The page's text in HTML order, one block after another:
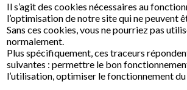
Il s’agit des cookies nécessaires au
l’optimisation de notre site qui ne peuvent
Sans ces cookies, vous ne pourriez pas
normalement.
Plus spécifiquement, ces traceurs
suivantes : permettre le bon
l’utilisation, optimiser le fonctionnement